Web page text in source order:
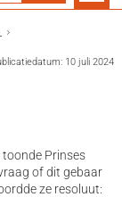
Prinses
of dit gebaar
ze resoluut:
10 juli 2024